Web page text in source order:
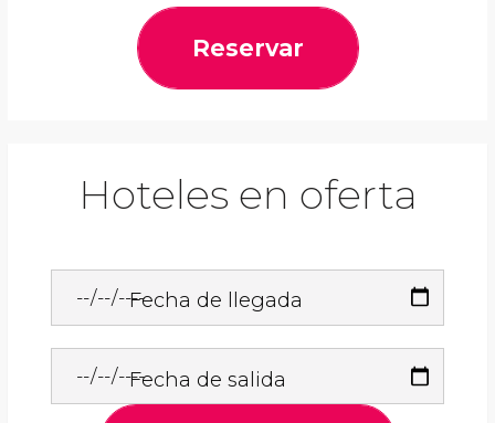
Reservar
Hoteles en oferta
Fecha de llegada
Fecha de salida